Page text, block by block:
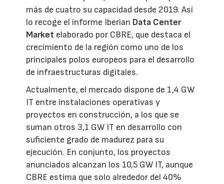
más de cuatro su capacidad desde 2019. Así
lo recoge el informe Iberian Data Center
Market elaborado por CBRE, que destaca el
crecimiento de la región como uno de los
principales polos europeos para el desarrollo
de infraestructuras digitales.
Actualmente, el mercado dispone de 1,4 GW
IT entre instalaciones operativas y
proyectos en construcción, a los que se
suman otros 3,1 GW IT en desarrollo con
suficiente grado de madurez para su
ejecución. En conjunto, los proyectos
anunciados alcanzan los 10,5 GW IT, aunque
CBRE estima que solo alrededor del 40%